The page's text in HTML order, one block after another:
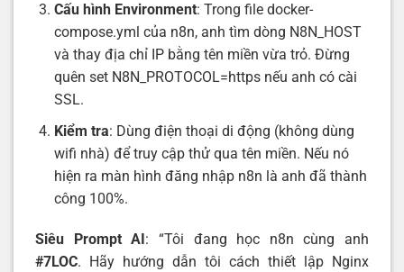
Cấu hình Environment: Trong file docker-
compose.yml của n8n, anh tìm dòng N8N_HOST
và thay địa chỉ IP bằng tên miền vừa trỏ. Đừng
quên set N8N_PROTOCOL=https nếu anh có cài
SSL.
Kiểm tra: Dùng điện thoại di động (không dùng
wifi nhà) để truy cập thử qua tên miền. Nếu nó
hiện ra màn hình đăng nhập n8n là anh đã thành
công 100%.
Siêu Prompt AI : “Tôi đang học n8n cùng anh
#7LOC. Hãy hướng dẫn tôi cách thiết lập Nginx